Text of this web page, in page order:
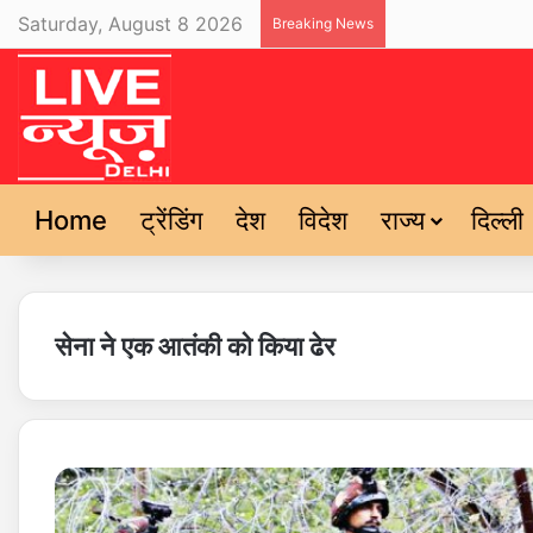
Saturday, August 8 2026 Breaking News
Home ट्रेंडिंग देश विदेश राज्य दिल्ली
सेना ने एक आतंकी को किया ढेर